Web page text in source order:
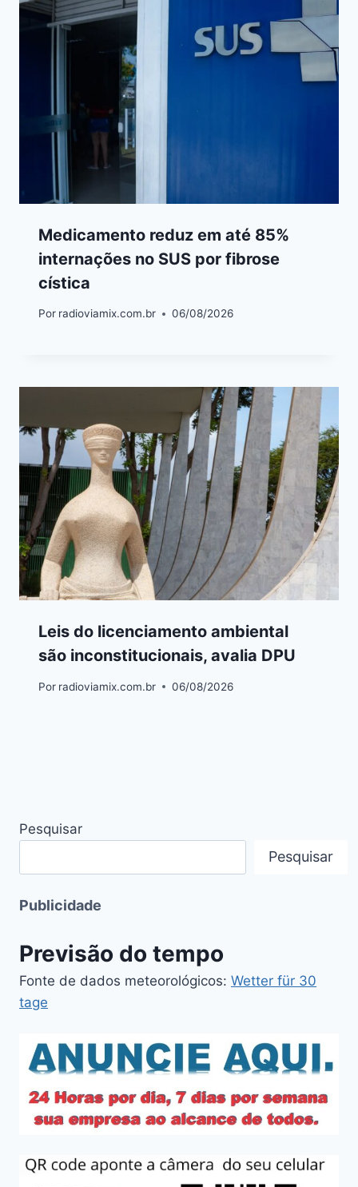
Medicamento reduz em até 85%
internações no SUS por fibrose
cística
Por radioviamix.com.br 06/08/2026
Leis do licenciamento ambiental
são inconstitucionais, avalia DPU
Por radioviamix.com.br 06/08/2026
Pesquisar
Pesquisar
Publicidade
Previsão do tempo
Fonte de dados meteorológicos: Wetter für 30
tage